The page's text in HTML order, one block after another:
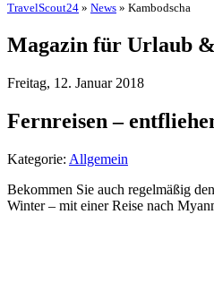
TravelScout24 » News » Kambodscha
Magazin für Urlaub
Freitag, 12. Januar 2018
Fernreisen –
Kategorie: Allgemein
Bekommen Sie auch regelmäßig
Winter – mit einer Reise nach